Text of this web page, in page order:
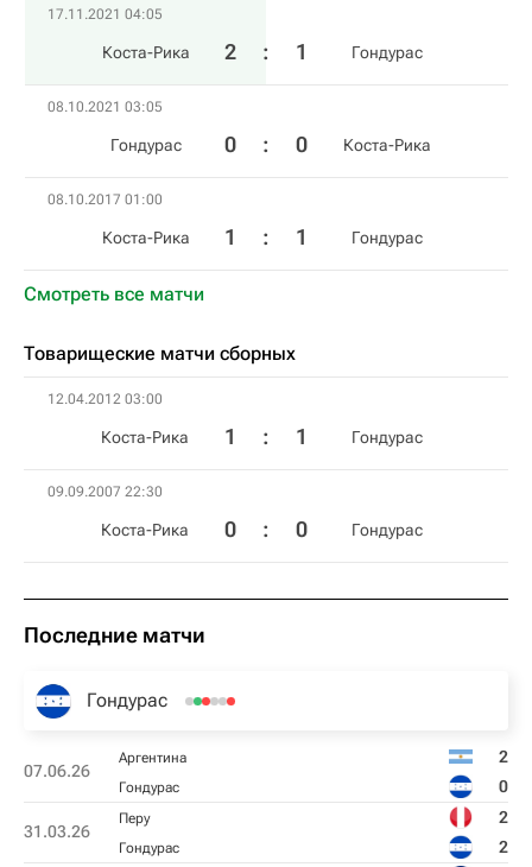
17.11.2021 04:05
Коста-Рика 2 : 1 Гондурас
08.10.2021 03:05
Гондурас 0 : 0 Коста-Рика
08.10.2017 01:00
Коста-Рика 1 : 1 Гондурас
Смотреть все матчи
Товарищеские матчи сборных
12.04.2012 03:00
Коста-Рика 1 : 1 Гондурас
09.09.2007 22:30
Коста-Рика 0 : 0 Гондурас
Последние матчи
Гондурас
07.06.26
Аргентина 2
Гондурас 0
31.03.26
Перу 2
Гондурас 2